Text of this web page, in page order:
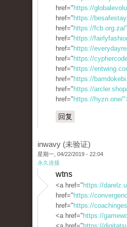
href=" https://
href=" https://
href=" https://fcb.org.za/
href=" https://
href=" https://
href=" https://
href=" https://
href=" https://
href=" https://
href=" https://hyzn.one/
回复
inwavy (未验证)
星期一, 04/22/2019 - 22:04
永久连接
wtns
<a href=" https://
href=" https://
href=" https://
<a href=" https://